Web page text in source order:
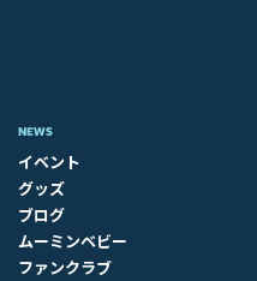
NEWS
イベント
グッズ
ブログ
ムーミンベビー
ファンクラブ